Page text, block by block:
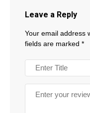
Leave a Reply
Your email address
fields are marked *